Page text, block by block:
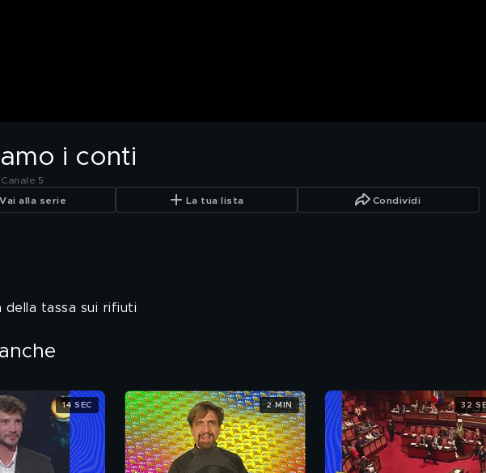
i conti
5
Vai alla serie La tua lista Condividi
della tassa sui rifiuti
14 SEC 2 MIN 32